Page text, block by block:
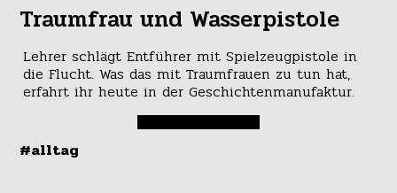
Traumfrau und Wasserpistole
Lehrer schlägt Entführer mit Spielzeugpistole in
die Flucht. Was das mit Traumfrauen zu tun hat,
erfahrt ihr heute in der Geschichtenmanufaktur.
#alltag